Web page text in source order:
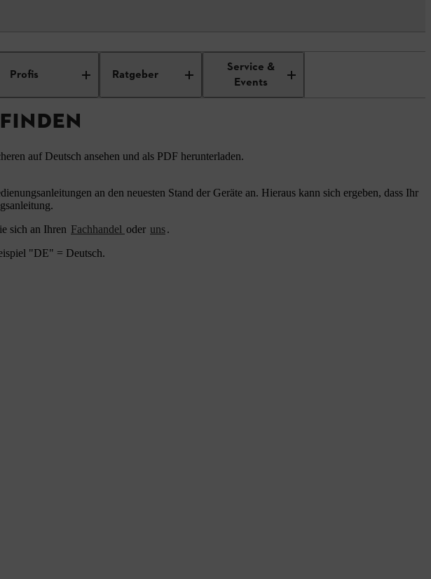
Profis Ratgeber
Service &
Events
auf Deutsch ansehen und als PDF herunterladen.
an den neuesten Stand der Geräte an. Hieraus kann sich ergeben, dass Ihr
sich an Ihren Fachhandel oder uns.
"DE" = Deutsch.